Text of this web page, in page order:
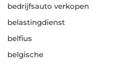
bedrijfsauto verkopen
belastingdienst
belfius
belgische